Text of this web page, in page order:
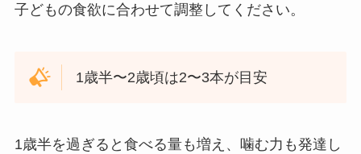
子どもの食欲に合わせて調整してください。
1歳半〜2歳頃は2〜3本が目安
1歳半を過ぎると食べる量も増え、噛む力も発達し